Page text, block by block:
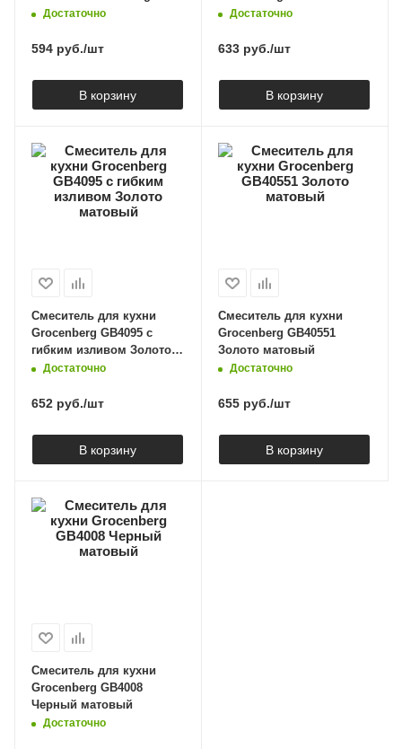
GB4097 Чёрный матовый
Достаточно
594 руб./шт
В корзину
Никель
Достаточно
633 руб./шт
В корзину
Смеситель для кухни
Grocenberg GB4095 с
гибким изливом Золото
матовый
Достаточно
652 руб./шт
В корзину
Смеситель для кухни
Grocenberg GB40551
Золото матовый
Достаточно
655 руб./шт
В корзину
Смеситель для кухни
Grocenberg GB4008
Черный матовый
Достаточно